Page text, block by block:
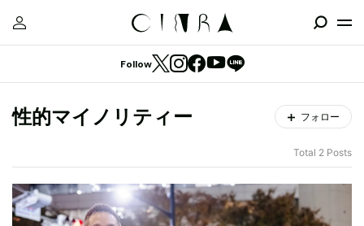
Follow
性的マイノリティー フォロー
Total 2 Posts